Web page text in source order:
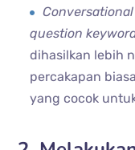
question
dihasilkan lebih
percakapan
yang cocok